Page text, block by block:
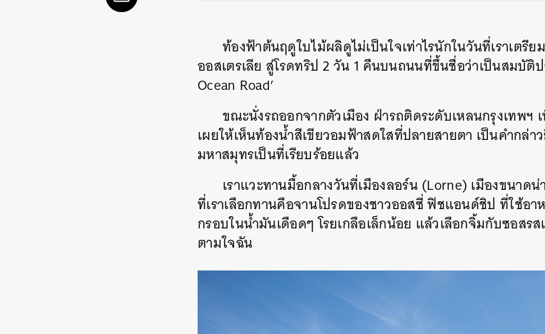
ท้องฟ้าต้นฤดูใบไม้ผลิดูไม่เป็นใจเท่าไรนักในวันที่เราเตรี
ออสเตรเลีย สู่โรดทริป 2 วัน 1 คืนบนถนนที่ขึ้นชื่อว่าเป็นสมบัติป
Ocean Road’
ขณะนั่งรถออกจากตัวเมือง ฝ่ารถติดระดับเหลนกรุงเทพฯ
เผยให้เห็นท้องน้ำสีเขียวอมฟ้าสดใสที่ปลายสายตา เป็นคำกล่
มหาสมุทรเป็นที่เรียบร้อยแล้ว
เราแวะทานมื้อกลางวันที่เมืองลอร์น (Lorne) เมืองขนา
ที่เราเลือกทานคือจานโปรดของชาวออสซี่ ฟิชแอนด์ชิป ที่ใช้อ
กรอบในน้ำมันเดือดๆ โรยเกลือเล็กน้อย แล้วเลือกจิ้มกับซอสร
ตามใจฉัน